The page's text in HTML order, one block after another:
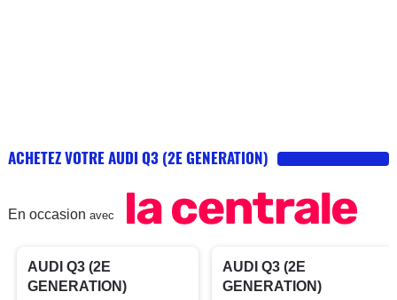
ACHETEZ VOTRE AUDI Q3 (2E GENERATION)
En occasion avec
AUDI Q3 (2E
GENERATION)
AUDI Q3 (2E
GENERATION)